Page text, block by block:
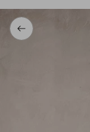
home
page
Terug